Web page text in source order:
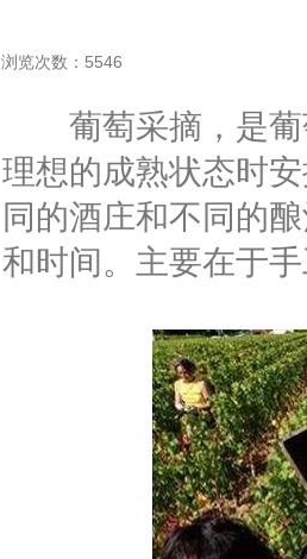
浏览次数：5546
葡萄采摘，是葡
理想的成熟状态时
同的酒庄和不同的
和时间。主要在于